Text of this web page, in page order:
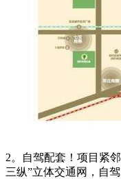
2。自驾配套！项目紧
三纵”立体交通网，自